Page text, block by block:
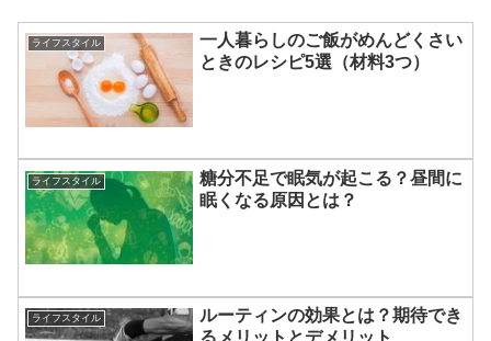
ライフスタイル
一人暮らしのご飯がめんどくさい
ときのレシピ5選（材料3つ）
ライフスタイル
糖分不足で眠気が起こる？昼間に
眠くなる原因とは？
ライフスタイル
ルーティンの効果とは？期待でき
るメリットとデメリット